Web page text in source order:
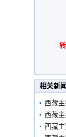
相关新闻
西藏
西藏
西藏